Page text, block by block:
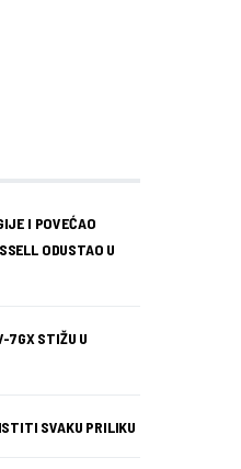
I POVEĆAO
ODUSTAO U
7GX STIŽU U
SVAKU PRILIKU